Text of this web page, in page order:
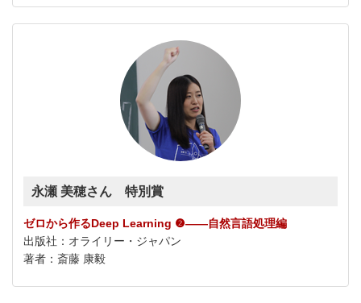
永瀬 美穂さん 特別賞
ゼロから作るDeep Learning ❷――自然言語処理編
出版社：オライリー・ジャパン
著者：斎藤 康毅